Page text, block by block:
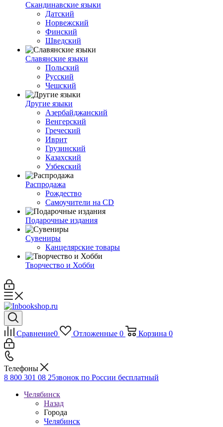
Скандинавские языки
Датский
Норвежский
Финский
Шведский
Славянские языки
Польский
Русский
Чешский
Другие языки
Азербайджанский
Венгерский
Греческий
Иврит
Грузинский
Казахский
Узбекский
Распродажа
Рождество
Самоучители на CD
Подарочные издания
Сувениры
Канцелярские товары
Творчество и Хобби
Сравнение0 Отложенные 0 Корзина 0
Телефоны
8 800 301 08 25звонок по России бесплатный
Челябинск
Назад
Города
Челябинск